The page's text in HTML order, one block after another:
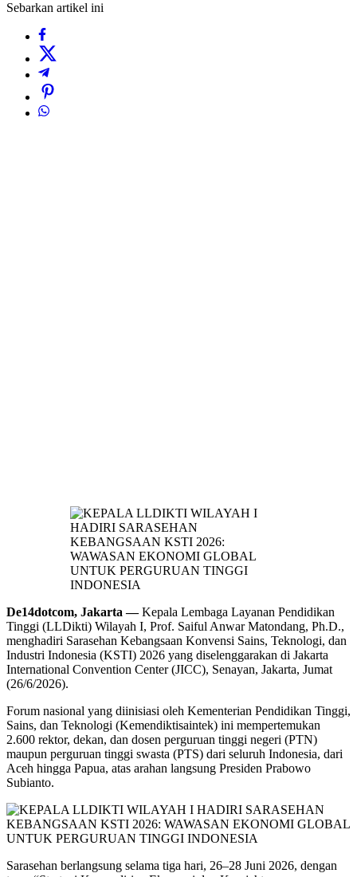
Sebarkan artikel ini
De14dotcom, Jakarta —Kepala Lembaga Layanan Pendidikan
Tinggi (LLDikti) Wilayah I, Prof. Saiful Anwar Matondang, Ph.D.,
menghadiri Sarasehan Kebangsaan Konvensi Sains, Teknologi, dan
Industri Indonesia (KSTI) 2026 yang diselenggarakan di Jakarta
International Convention Center (JICC), Senayan, Jakarta, Jumat
(26/6/2026).
Forum nasional yang diinisiasi oleh Kementerian Pendidikan Tinggi,
Sains, dan Teknologi (Kemendiktisaintek) ini mempertemukan
2.600 rektor, dekan, dan dosen perguruan tinggi negeri (PTN)
maupun perguruan tinggi swasta (PTS) dari seluruh Indonesia, dari
Aceh hingga Papua, atas arahan langsung Presiden Prabowo
Subianto.
Sarasehan berlangsung selama tiga hari, 26–28 Juni 2026, dengan